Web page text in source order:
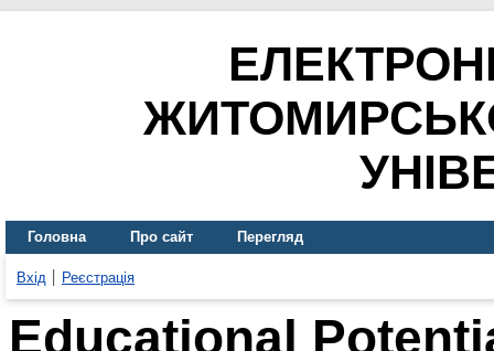
Головна Про сайт Перегляд
Вхід Реєстрація
Educational